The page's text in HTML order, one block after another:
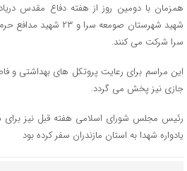
شهید شهرستان صومعه
سرا شرکت می کنند.
این مراسم برای رعایت پروتکل های بهداشتی و
جازی نیز پخش می گردد.
رئیس مجلس شورای اسلامی هفته قبل نیز برای
یادواره شهدا به استان مازندران سفر کرده بود